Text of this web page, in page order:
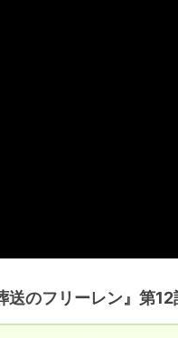
送のフリーレン』第